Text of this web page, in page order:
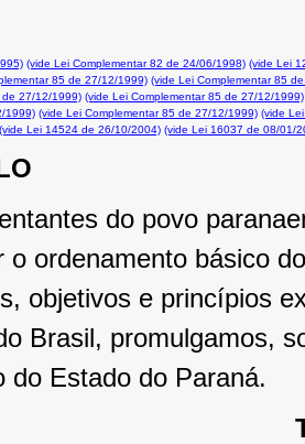
(vide Lei Complementar 82 de 24/06/1998) (vide Lei
85 de 27/12/1999) (vide Lei Complementar 85
de 27/12/1999) (vide Lei Complementar 85 de 27/12/1999)
1999) (vide Lei Complementar 85 de 27/12/1999) (vide
(vide Lei 14524 de 26/10/2004) (vide Lei 16037 de 08/01/
do povo
o ordenamento básico
objetivos e princípios
Brasil, promulgamos,
do Estado do Paraná.